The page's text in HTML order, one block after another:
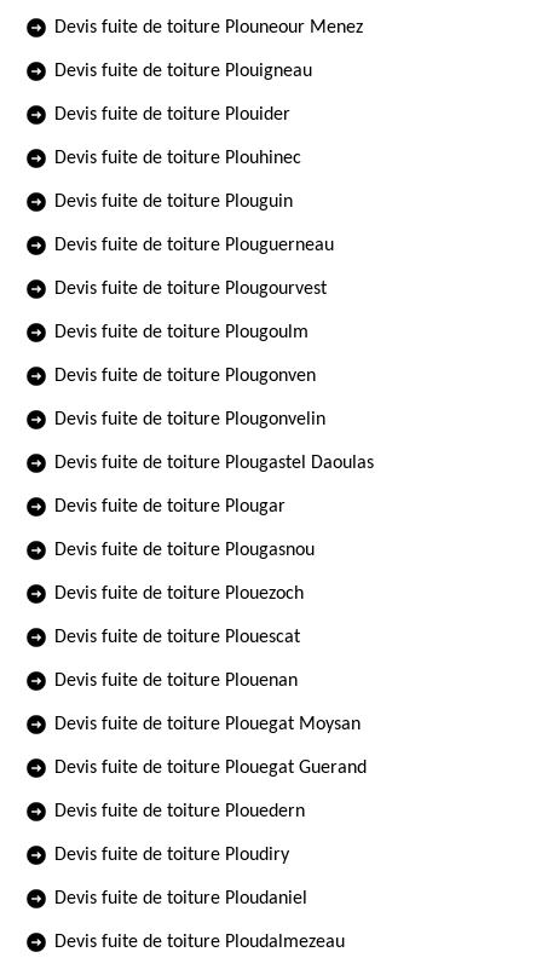
Devis fuite de toiture Plouneour Menez
Devis fuite de toiture Plouigneau
Devis fuite de toiture Plouider
Devis fuite de toiture Plouhinec
Devis fuite de toiture Plouguin
Devis fuite de toiture Plouguerneau
Devis fuite de toiture Plougourvest
Devis fuite de toiture Plougoulm
Devis fuite de toiture Plougonven
Devis fuite de toiture Plougonvelin
Devis fuite de toiture Plougastel Daoulas
Devis fuite de toiture Plougar
Devis fuite de toiture Plougasnou
Devis fuite de toiture Plouezoch
Devis fuite de toiture Plouescat
Devis fuite de toiture Plouenan
Devis fuite de toiture Plouegat Moysan
Devis fuite de toiture Plouegat Guerand
Devis fuite de toiture Plouedern
Devis fuite de toiture Ploudiry
Devis fuite de toiture Ploudaniel
Devis fuite de toiture Ploudalmezeau